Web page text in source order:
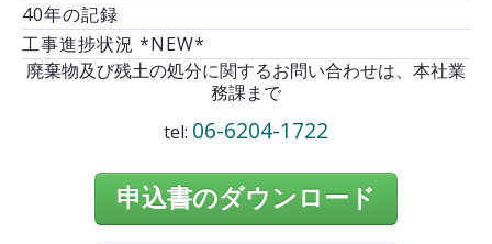
40年の記録
工事進捗状況 *NEW*
廃棄物及び残土の処分に関するお問い合わせは、本社業
務課まで
tel: 06-6204-1722
申込書のダウンロード